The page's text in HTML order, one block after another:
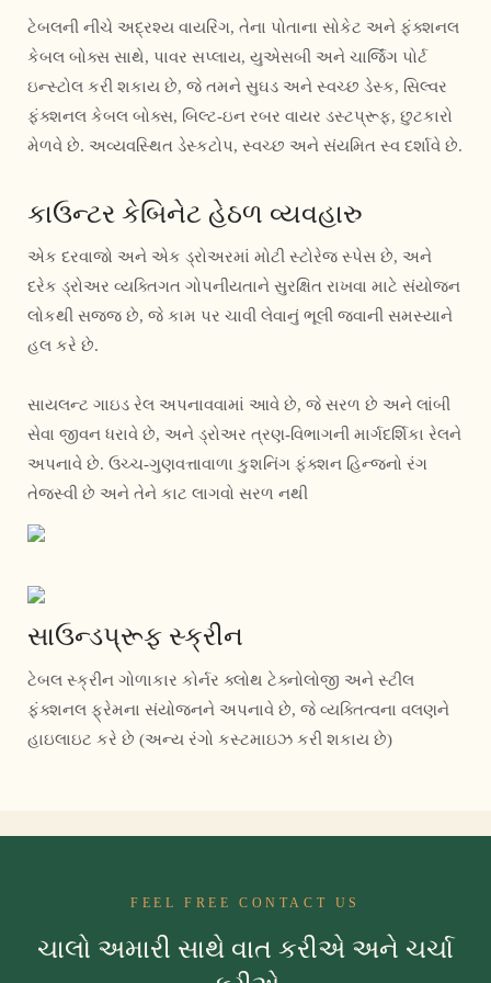
ટેબલની નીચે અદ્રશ્ય વાયરિંગ, તેના પોતાના સોકેટ અને ફંક્શનલ
કેબલ બોક્સ સાથે, પાવર સપ્લાય, યુએસબી અને ચાર્જિંગ પોર્ટ
ઇન્સ્ટોલ કરી શકાય છે, જે તમને સુઘડ અને સ્વચ્છ ડેસ્ક, સિલ્વર
ફંક્શનલ કેબલ બોક્સ, બિલ્ટ-ઇન રબર વાયર ડસ્ટપ્રૂફ, છુટકારો
મેળવે છે. અવ્યવસ્થિત ડેસ્કટોપ, સ્વચ્છ અને સંયમિત સ્વ દર્શાવે છે.
કાઉન્ટર કેબિનેટ હેઠળ વ્યવહારુ
એક દરવાજો અને એક ડ્રોઅરમાં મોટી સ્ટોરેજ સ્પેસ છે, અને
દરેક ડ્રોઅર વ્યક્તિગત ગોપનીયતાને સુરક્ષિત રાખવા માટે સંયોજન
લોકથી સજ્જ છે, જે કામ પર ચાવી લેવાનું ભૂલી જવાની સમસ્યાને
હલ કરે છે.
સાયલન્ટ ગાઇડ રેલ અપનાવવામાં આવે છે, જે સરળ છે અને લાંબી
સેવા જીવન ધરાવે છે, અને ડ્રોઅર ત્રણ-વિભાગની માર્ગદર્શિકા રેલને
અપનાવે છે. ઉચ્ચ-ગુણવત્તાવાળા કુશનિંગ ફંક્શન હિન્જનો રંગ
તેજસ્વી છે અને તેને કાટ લાગવો સરળ નથી
સાઉન્ડપ્રૂફ સ્ક્રીન
ટેબલ સ્ક્રીન ગોળાકાર કોર્નર ક્લોથ ટેક્નોલોજી અને સ્ટીલ
ફંક્શનલ ફ્રેમના સંયોજનને અપનાવે છે, જે વ્યક્તિત્વના વલણને
હાઇલાઇટ કરે છે (અન્ય રંગો કસ્ટમાઇઝ કરી શકાય છે)
FEEL FREE CONTACT US
ચાલો અમારી સાથે વાત કરીએ અને ચર્ચા